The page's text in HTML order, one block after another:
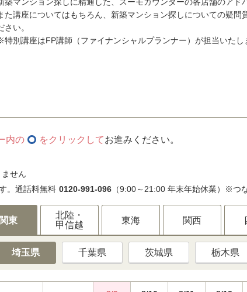
た講座についてはもちろん、新築マンション探しについての疑問
さい。
別講座はFP講師（ファイナンシャルプランナー）が担当いたし
内の をクリックしてお進みください。
せん
。通話料無料 0120-991-096 （9:00～21:00 年末年始休業）※つ
東
北陸・
甲信越
東海 関西
埼玉県 千葉県 茨城県 栃木県